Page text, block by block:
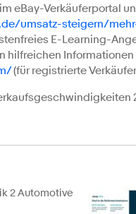
eBay-Verkäuferportal
umsatz-steigern/
E-Learning-
hilfreichen
(für registrierte
2 Automotive